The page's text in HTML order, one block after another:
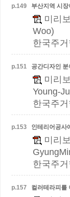
p.149 부산지역 시
미리보
Woo)
한국주
p.151 공간디자인
미리보
Young-
한국주
p.153 인테리어공사
미리보
한국주
p.157 컬러테라피를